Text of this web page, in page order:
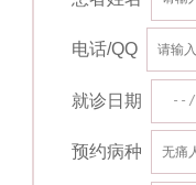
电话/QQ
就诊日期
预约病种